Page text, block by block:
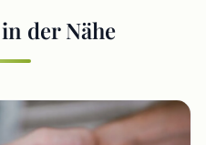
der Nähe